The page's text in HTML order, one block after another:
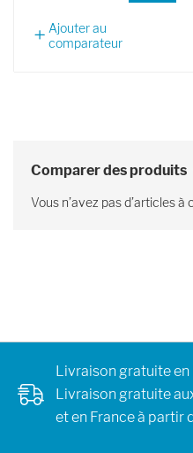
Ajouter au
comparateur
Comparer des produits
Vous n’avez pas d’articles à
Livraison gratuite en
Livraison gratuite
et en France à partir